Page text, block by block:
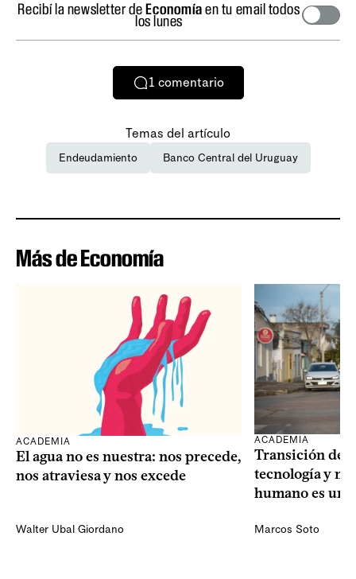
Recibí la newsletter deEconomíaen tu email todos
los lunes
1 comentario
Temas del artículo
Endeudamiento Banco Central del Uruguay
Más de Economía
ACADEMIA
El agua no es nuestra: nos precede,
nos atraviesa y nos excede
Walter Ubal Giordano
ACADEMIA
Transición
tecnología y
humano es
Marcos Soto